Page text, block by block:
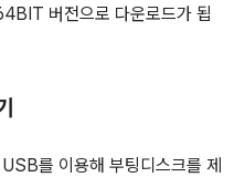
버전으로 다운로드가 됩
를 이용해 부팅디스크를 제